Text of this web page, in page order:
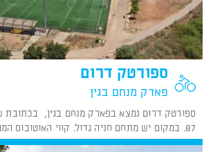
ספורטק דרום
פארק מנחם בגין
87. במקום יש מתחם חניה גדול. קווי האוטובוס המגיעים...